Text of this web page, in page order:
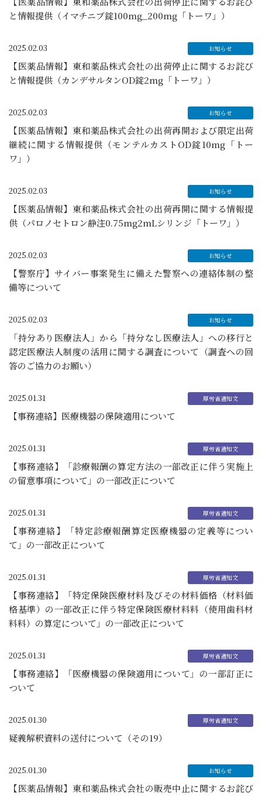
と情報提供（イマチニブ錠100mg_200mg「トーワ」）
2025.02.03
【医薬品情報】東和薬品株式会社の出荷停止に関するお詫び
と情報提供（カンデサルタンOD錠2mg「トーワ」）
2025.02.03
【医薬品情報】東和薬品株式会社の出荷再開および限定出荷
継続に関する情報提供（モンテルカストOD錠10mg「トー
ワ」）
2025.02.03
【医薬品情報】東和薬品株式会社の出荷再開に関する情報提
供（パロノセトロン静注0.75mg2mLシリンジ「トーワ」）
2025.02.03
【警察庁】サイバー事案発生に備えた警察への連絡体制の整
備等について
2025.02.03
「持分あり医療法人」から「持分なし医療法人」への移行と
認定医療法人制度の活用に関する調査について（調査への回
答のご協力のお願い）
2025.01.31
【事務連絡】医療機器の保険適用について
2025.01.31
【事務連絡】「診療報酬の算定方法の一部改正に伴う実施上
の留意事項について」の一部改正について
2025.01.31
【事務連絡】「特定診療報酬算定医療機器の定義等につい
て」の一部改正について
2025.01.31
【事務連絡】「特定保険医療材料及びその材料価格（材料価
格基準）の一部改正に伴う特定保険医療材料料（使用歯科材
料料）の算定について」の一部改正について
2025.01.31
【事務連絡】「医療機器の保険適用について」の一部訂正に
ついて
2025.01.30
疑義解釈資料の送付について（その19）
2025.01.30
【医薬品情報】東和薬品株式会社の販売中止に関するお詫び